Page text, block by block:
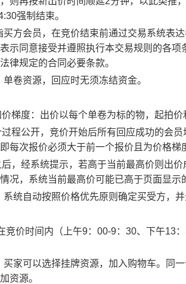
强制结束。
买方会员，在竞价结束前通过交易系统表
示同意接受并遵照执行本交易规则的各
律规定的合同必要条款。
卷资源，回应时无须冻结资金。
梯度：出价以每个单卷为标的物，起拍
程公开，竞价开始后所有回应成功的会
每次报价必须大于前一个报价且为价格
，经系统提示，若高于当前最高价则出
况，系统当前最高价可能已高于页面显示
系统自动按照价格优先原则确定买受方，
竞价时间内（上午9：00-9：30、下午13
买家可以选择挂牌资源，加入购物车。同
资源。